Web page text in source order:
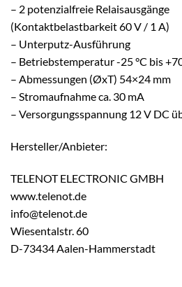
– 2 potenzialfreie Relaisausgänge
(Kontaktbelastbarkeit 60 V / 1 A)
– Unterputz-Ausführung
– Betriebstemperatur -25 °C bis
– Abmessungen (ØxT) 54×24 mm
– Stromaufnahme ca. 30 mA
– Versorgungsspannung 12 V DC
Hersteller/Anbieter:
TELENOT ELECTRONIC GMBH
www.telenot.de
info@telenot.de
Wiesentalstr. 60
D-73434 Aalen-Hammerstadt